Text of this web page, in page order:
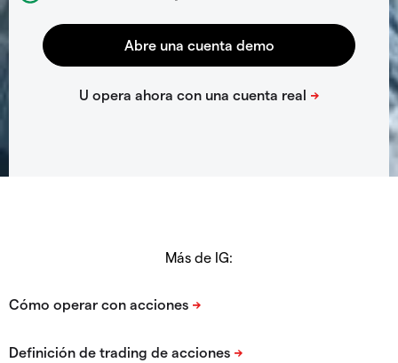
Más de IG: